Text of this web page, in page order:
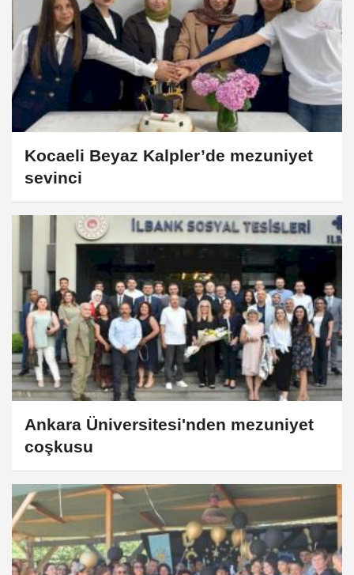
Kocaeli Beyaz Kalpler’de mezuniyet
sevinci
Ankara Üniversitesi'nden mezuniyet
coşkusu